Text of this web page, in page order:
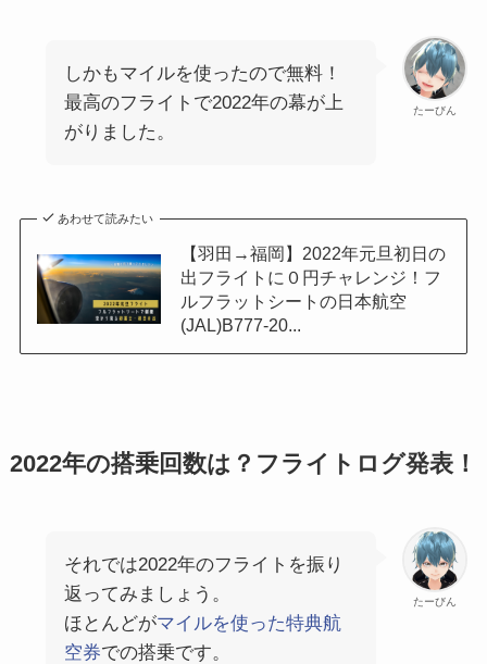
たーびん
しかもマイルを使ったので無料！
最高のフライトで2022年の幕が上
がりました。
あわせて読みたい
【羽田→福岡】2022年元旦初日の
出フライトに０円チャレンジ！フ
ルフラットシートの日本航空
(JAL)B777-20...
2022年の搭乗回数は？フライトログ発表！
たーびん
それでは2022年のフライトを振り
返ってみましょう。
ほとんどがマイルを使った特典航
空券での搭乗です。